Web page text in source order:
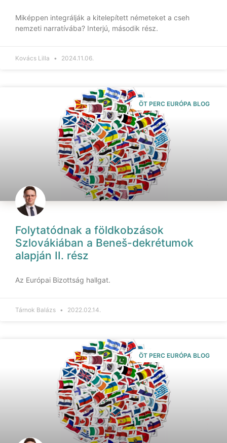
Miképpen integrálják a kitelepített németeket a cseh
nemzeti narratívába? Interjú, második rész.
Kovács Lilla 2024.11.06.
ÖT PERC EURÓPA BLOG
Folytatódnak a földkobzások
Szlovákiában a Beneš-dekrétumok
alapján II. rész
Az Európai Bizottság hallgat.
Tárnok Balázs 2022.02.14.
ÖT PERC EURÓPA BLOG